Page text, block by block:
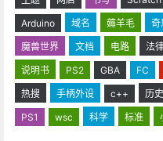
Arduino
域名 薅羊毛 奇
魔兽世界
文档 电路 法
说明书
PS2 GBA FC
热搜
手柄外设 c++ 历史
PS1
wsc 科学 标准